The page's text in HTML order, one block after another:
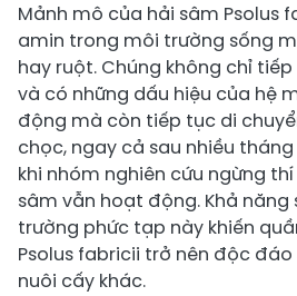
Mảnh mô của hải sâm Psolus
amin trong môi trường sống
hay ruột. Chúng không chỉ
và có những dấu hiệu của hệ
động mà còn tiếp tục di
chọc, ngay cả sau nhiều
khi nhóm nghiên cứu ngừng
sâm vẫn hoạt động. Khả
trường phức tạp này khiến
Psolus fabricii trở nên độc
nuôi cấy khác.